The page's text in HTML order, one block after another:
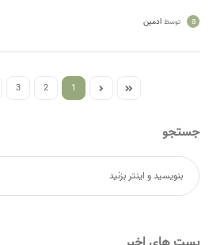
a توسط ادمین
1
2
3
جستجو